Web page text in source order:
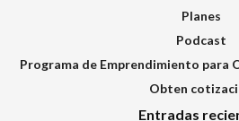
Planes
Podcast
Programa de Emprendimiento para
Obten
Entradas